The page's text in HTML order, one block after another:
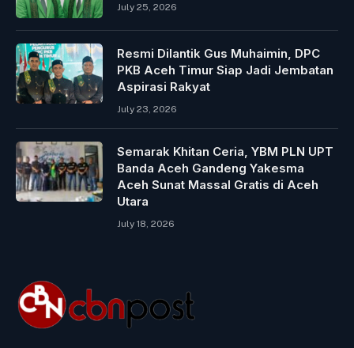
July 25, 2026
Resmi Dilantik Gus Muhaimin, DPC
PKB Aceh Timur Siap Jadi Jembatan
Aspirasi Rakyat
July 23, 2026
Semarak Khitan Ceria, YBM PLN UPT
Banda Aceh Gandeng Yakesma
Aceh Sunat Massal Gratis di Aceh
Utara
July 18, 2026